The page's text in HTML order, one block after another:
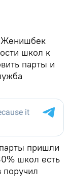
школ к
парты и
пришли
школ есть
поручил